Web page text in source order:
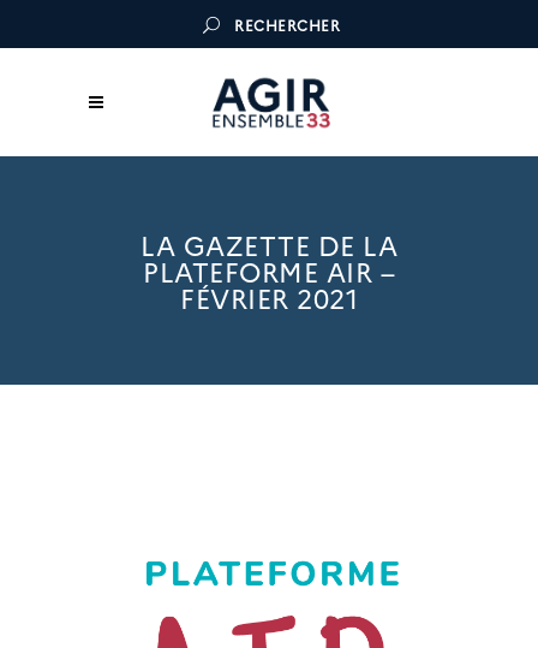
RECHERCHER
LA GAZETTE DE LA
PLATEFORME AIR –
FÉVRIER 2021